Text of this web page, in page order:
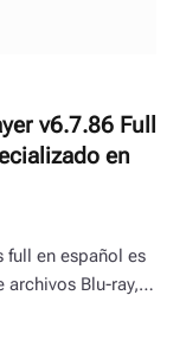
v6.7.86 Full
en
full en español es
archivos Blu-ray,…